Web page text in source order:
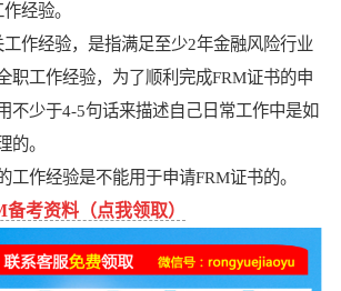
经验。
作经验，是指满足至少2年金融风险行业
职工作经验，为了顺利完成FRM证书的申
不少于4-5句话来描述自己日常工作中是如
的。
工作经验是不能用于申请FRM证书的。
考资料（点我领取）